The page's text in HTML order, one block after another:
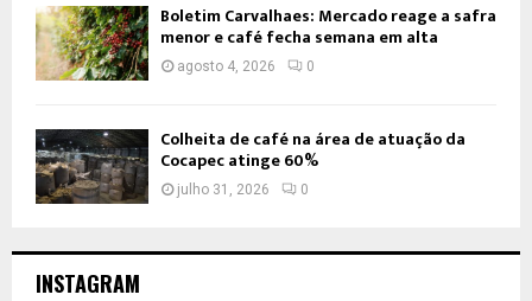
Boletim Carvalhaes: Mercado reage a safra
menor e café fecha semana em alta
agosto 4, 2026 0
Colheita de café na área de atuação da
Cocapec atinge 60%
julho 31, 2026 0
INSTAGRAM